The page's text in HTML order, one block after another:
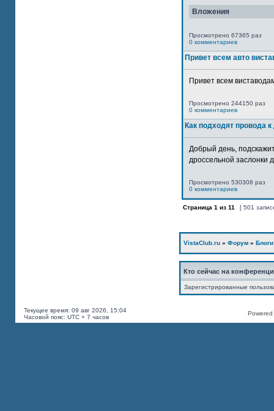
Вложения
Просмотрено 67365 раз
0 комментариев
Привет всем авто
Привет всем
Просмотрено 244150 раз
0 комментариев
Как подходят провода
Добрый день,
дроссельной заслонки
Просмотрено 530308 раз
0 комментариев
Страница 1 из 11 [ 501
VistaClub.ru » Форум » Блоги
Кто сейчас на
Зарегистрированные
Текущее время: 09 авг 2026, 15:04
Часовой пояс: UTC + 7 часов